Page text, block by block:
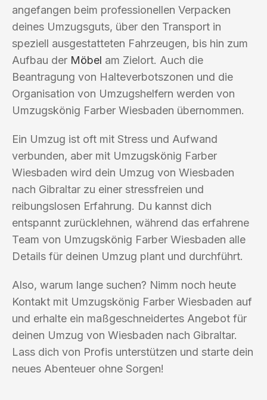
angefangen beim professionellen Verpacken
deines Umzugsguts, über den Transport in
speziell ausgestatteten Fahrzeugen, bis hin zum
Aufbau der Möbel am Zielort. Auch die
Beantragung von Halteverbotszonen und die
Organisation von Umzugshelfern werden von
Umzugskönig Farber Wiesbaden übernommen.
Ein Umzug ist oft mit Stress und Aufwand
verbunden, aber mit Umzugskönig Farber
Wiesbaden wird dein Umzug von Wiesbaden
nach Gibraltar zu einer stressfreien und
reibungslosen Erfahrung. Du kannst dich
entspannt zurücklehnen, während das erfahrene
Team von Umzugskönig Farber Wiesbaden alle
Details für deinen Umzug plant und durchführt.
Also, warum lange suchen? Nimm noch heute
Kontakt mit Umzugskönig Farber Wiesbaden auf
und erhalte ein maßgeschneidertes Angebot für
deinen Umzug von Wiesbaden nach Gibraltar.
Lass dich von Profis unterstützen und starte dein
neues Abenteuer ohne Sorgen!